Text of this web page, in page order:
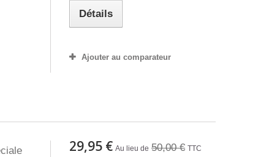
Détails
Ajouter au comparateur
29,95 € Au lieu de 50,00 € TTC